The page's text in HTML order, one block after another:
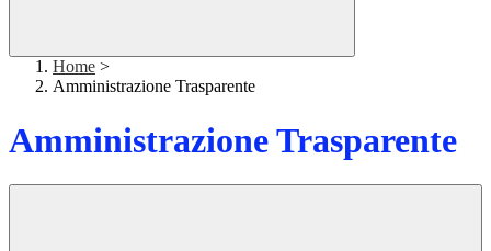
Home >
Amministrazione Trasparente
Amministrazione Trasparente